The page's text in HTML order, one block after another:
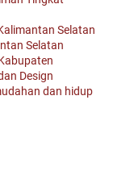
Selatan
Selatan
Design
dan hidup